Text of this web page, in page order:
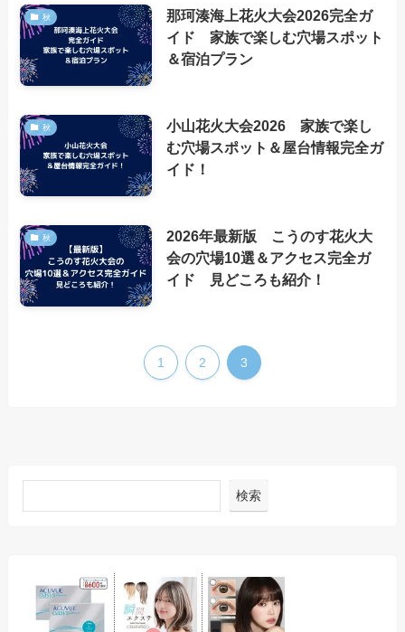
秋
那珂湊海上花火大会2026完全ガ
イド 家族で楽しむ穴場スポット
＆宿泊プラン
秋
小山花火大会2026 家族で楽し
む穴場スポット＆屋台情報完全ガ
イド！
秋
2026年最新版 こうのす花火大
会の穴場10選＆アクセス完全ガ
イド 見どころも紹介！
1 2 3
検索